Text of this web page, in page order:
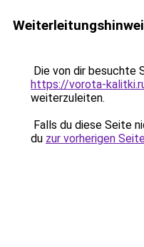
Die von dir besuchte
https://vorota-
weiterzuleiten.
Falls du diese Seite
du zur vorherigen